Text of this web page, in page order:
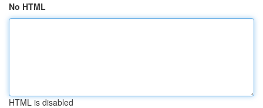
No HTML
HTML is disabled